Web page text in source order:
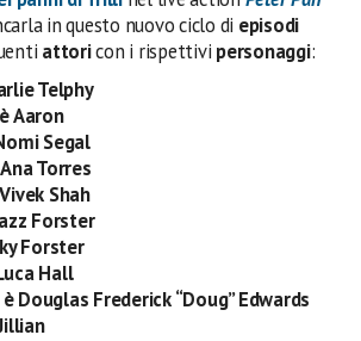
in questo nuovo ciclo di episodi
attoricon i rispettivi personaggi:
Telphy
Aaron
Segal
Torres
Shah
Forster
Forster
Hall
Douglas Frederick “Doug” Edwards